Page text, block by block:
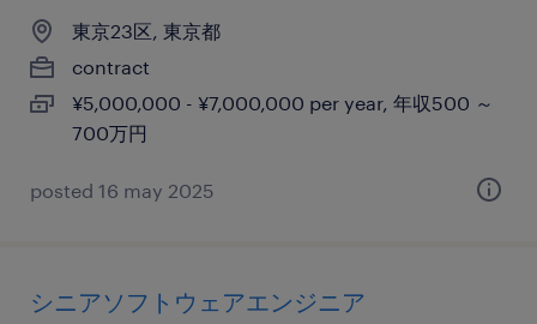
東京23区, 東京都
contract
¥5,000,000 - ¥7,000,000 per year, 年収500 ～
700万円
posted 16 may 2025
シニアソフトウェアエンジニア